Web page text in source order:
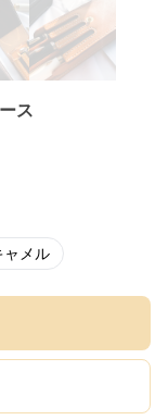
ス
ャメル